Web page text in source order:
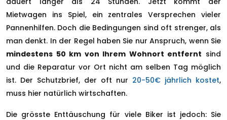
Mietwagen ins Spiel, ein zentrales Versprechen vieler
Pannenhilfen. Doch die Bedingungen sind oft strenger, als
man denkt. In der Regel haben Sie nur Anspruch, wenn Sie
mindestens 50 km von Ihrem Wohnort entfernt sind
und die Reparatur vor Ort nicht am selben Tag möglich
ist. Der Schutzbrief, der oft nur 20-50€ jährlich kostet,
muss hier natürlich wirtschaften.
Die grösste Enttäuschung für viele Biker ist jedoch: Sie